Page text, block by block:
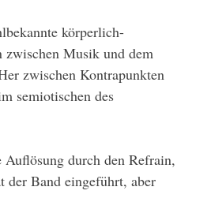
körperlich-
zwischen Musik und dem
zwischen Kontrapunkten
semiotischen des
der Band eingeführt, aber